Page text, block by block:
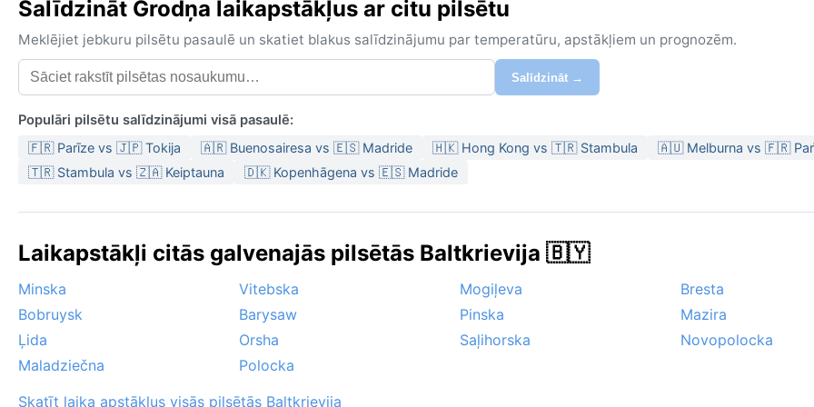
Salīdzināt Grodņa laikapstākļus ar citu pilsētu
Meklējiet jebkuru pilsētu pasaulē un skatiet blakus salīdzinājumu par temperatūru, apstākļiem un prognozēm.
Salīdzināt →
Populāri pilsētu salīdzinājumi visā pasaulē:
🇫🇷 Parīze vs 🇯🇵 Tokija 🇦🇷 Buenosairesa vs 🇪🇸 Madride 🇭🇰 Hong Kong vs 🇹🇷 Stambula
🇦🇺 Melburna vs 🇫🇷
🇹🇷 Stambula vs 🇿🇦 Keiptauna
🇩🇰 Kopenhāgena vs 🇪🇸 Madride
Laikapstākļi citās galvenajās pilsētās Baltkrievija 🇧🇾
Minska Vitebska Mogiļeva
Bresta
Bobruysk
Barysaw Pinska
Mazira
Ļida
Orsha Saļihorska
Novopolocka
Maladziečna
Polocka
Skatīt laika apstākļus visās pilsētās Baltkrievija